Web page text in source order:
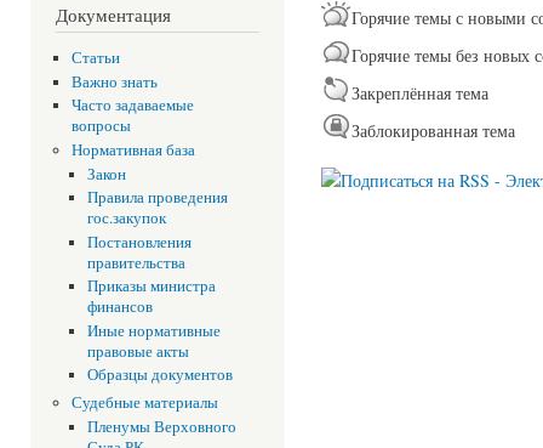
Документация
Статьи
Важно знать
Часто задаваемые
вопросы
Нормативная база
Закон
Правила проведения
гос.закупок
Постановления
правительства
Приказы министра
финансов
Иные нормативные
правовые акты
Образцы документов
Судебные материалы
Пленумы Верховного
Горячие темы с новыми
Горячие темы без новых
Закреплённая тема
Заблокированная тема